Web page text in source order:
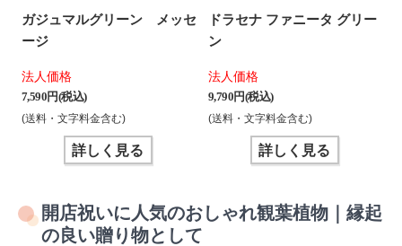
ガジュマルグリーン メッセ
ージ
法人価格
7,590 円(税込)
(送料・文字料金含む)
詳しく見る
ドラセナ ファニータ グリー
ン
法人価格
9,790 円(税込)
(送料・文字料金含む)
詳しく見る
開店祝いに人気のおしゃれ観葉植物｜縁起
の良い贈り物として